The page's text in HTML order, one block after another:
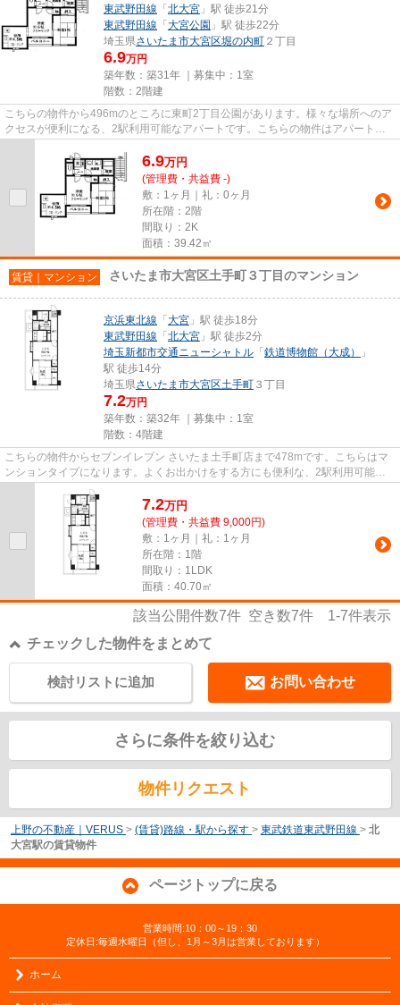
東武野田線 「 北大宮 」駅 徒歩21分
東武野田線 「 大宮公園 」駅 徒歩22分
埼玉県さいたま市大宮区堀の内町 ２丁目
6.9万円
築年数：築31年 ｜募集中： 1室
階数：2階建
こちらの物件から496mのところに東町2丁目公園があります。様々な場所へのア
クセスが便利になる、2駅利用可能なアパートです。こちらの物件はアパートで
6.9万円
(管理費・共益費 -)
敷：1ヶ月｜礼：0ヶ月
所在階：2階
間取り：2K
面積：39.42㎡
賃貸｜マンション さいたま市大宮区土手町３丁目のマンション
京浜東北線 「 大宮 」駅 徒歩18分
東武野田線 「 北大宮 」駅 徒歩2分
埼玉新都市交通ニューシャトル 「 鉄道博物館（大成）
」
駅 徒歩14分
埼玉県さいたま市大宮区土手町 ３丁目
7.2万円
築年数：築32年 ｜募集中： 1室
階数：4階建
こちらの物件からセブンイレブン さいたま土手町店まで478mです。こちらはマ
ンションタイプになります。よくお出かけをする方にも便利な、2駅利用可能な
マンションです。お客様の多種...
7.2万円
(管理費・共益費 9,000円)
敷：1ヶ月｜礼：1ヶ月
所在階：1階
間取り：1LDK
面積：40.70㎡
該当公開件数7件 空き数7件 1-7件表示
チェックした物件をまとめて
お問い合わせ
検討リストに追加
さらに条件を絞り込む
物件リクエスト
上野の不動産｜VERUS > (賃貸)路線・駅から探す > 東武鉄道東武野田線 > 北
大宮駅の賃貸物件
ページトップに戻る
営業時間:10：00～19：30
定休日:毎週水曜日（但し、1月～3月は営業しております）
ホーム